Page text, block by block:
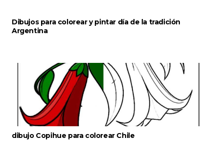
Dibujos para colorear y pintar día de la tradición
Argentina
dibujo Copihue para colorear Chile